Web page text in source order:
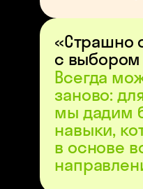
«Страшно
с выбором
Всегда
заново:
мы дадим
навыки,
в основе